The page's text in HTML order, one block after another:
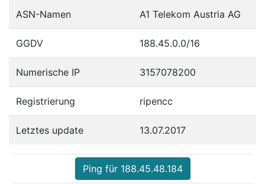
ASN-Namen A1 Telekom Austria AG
GGDV 188.45.0.0/16
Numerische IP 3157078200
Registrierung ripencc
Letztes update 13.07.2017
Ping für 188.45.48.184